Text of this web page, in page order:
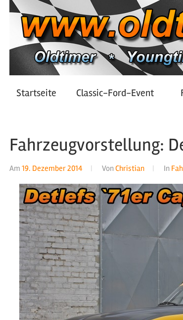
Startseite Classic-Ford-Event
Fahrzeugvorstellung:
Am 19. Dezember 2014 VonChristian In